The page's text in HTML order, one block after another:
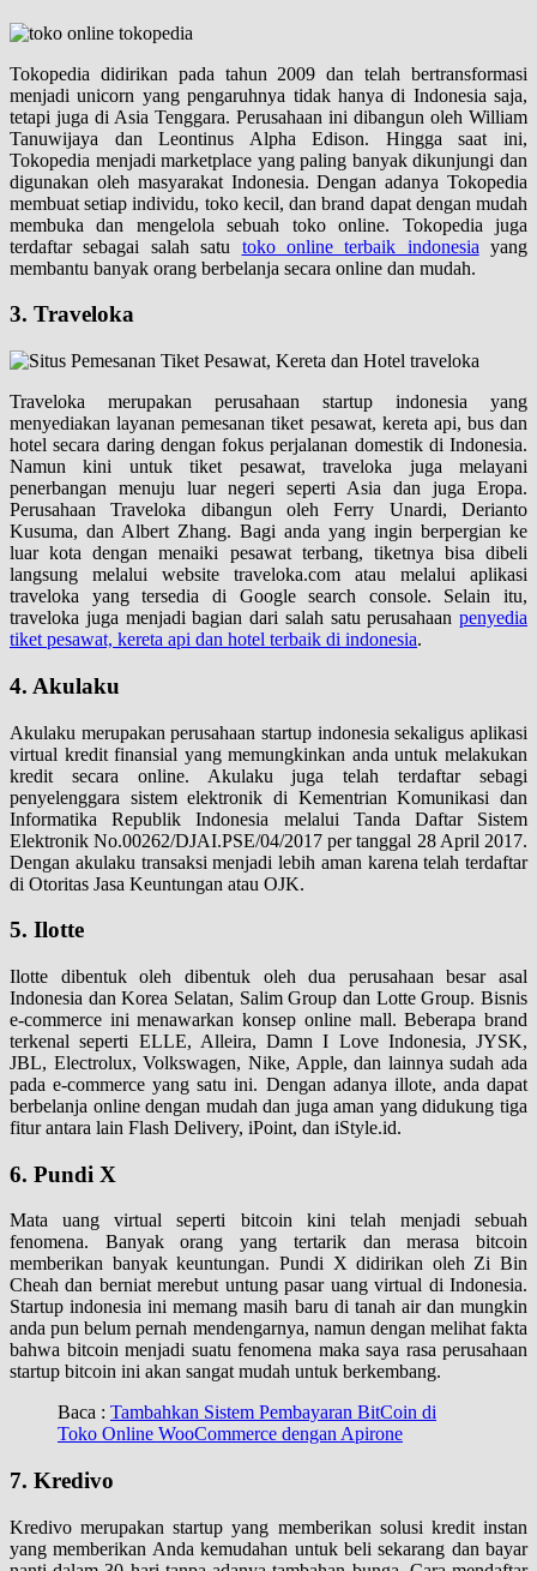
Tokopedia didirikan pada tahun 2009 dan telah bertransformasi
menjadi unicorn yang pengaruhnya tidak hanya di Indonesia saja,
tetapi juga di Asia Tenggara. Perusahaan ini dibangun oleh William
Tanuwijaya dan Leontinus Alpha Edison. Hingga saat ini,
Tokopedia menjadi marketplace yang paling banyak dikunjungi dan
digunakan oleh masyarakat Indonesia. Dengan adanya Tokopedia
membuat setiap individu, toko kecil, dan brand dapat dengan mudah
membuka dan mengelola sebuah toko online. Tokopedia juga
terdaftar sebagai salah satu toko online terbaik indonesia yang
membantu banyak orang berbelanja secara online dan mudah.
3. Traveloka
Traveloka merupakan perusahaan startup indonesia yang
menyediakan layanan pemesanan tiket pesawat, kereta api, bus dan
hotel secara daring dengan fokus perjalanan domestik di Indonesia.
Namun kini untuk tiket pesawat, traveloka juga melayani
penerbangan menuju luar negeri seperti Asia dan juga Eropa.
Perusahaan Traveloka dibangun oleh Ferry Unardi, Derianto
Kusuma, dan Albert Zhang. Bagi anda yang ingin berpergian ke
luar kota dengan menaiki pesawat terbang, tiketnya bisa dibeli
langsung melalui website traveloka.com atau melalui aplikasi
traveloka yang tersedia di Google search console. Selain itu,
traveloka juga menjadi bagian dari salah satu perusahaan penyedia
tiket pesawat, kereta api dan hotel terbaik di indonesia.
4. Akulaku
Akulaku merupakan perusahaan startup indonesia sekaligus aplikasi
virtual kredit finansial yang memungkinkan anda untuk melakukan
kredit secara online. Akulaku juga telah terdaftar sebagi
penyelenggara sistem elektronik di Kementrian Komunikasi dan
Informatika Republik Indonesia melalui Tanda Daftar Sistem
Elektronik No.00262/DJAI.PSE/04/2017 per tanggal 28 April 2017.
Dengan akulaku transaksi menjadi lebih aman karena telah terdaftar
di Otoritas Jasa Keuntungan atau OJK.
5. Ilotte
Ilotte dibentuk oleh dibentuk oleh dua perusahaan besar asal
Indonesia dan Korea Selatan, Salim Group dan Lotte Group. Bisnis
e-commerce ini menawarkan konsep online mall. Beberapa brand
terkenal seperti ELLE, Alleira, Damn I Love Indonesia, JYSK,
JBL, Electrolux, Volkswagen, Nike, Apple, dan lainnya sudah ada
pada e-commerce yang satu ini. Dengan adanya illote, anda dapat
berbelanja online dengan mudah dan juga aman yang didukung tiga
fitur antara lain Flash Delivery, iPoint, dan iStyle.id.
6. Pundi X
Mata uang virtual seperti bitcoin kini telah menjadi sebuah
fenomena. Banyak orang yang tertarik dan merasa bitcoin
memberikan banyak keuntungan. Pundi X didirikan oleh Zi Bin
Cheah dan berniat merebut untung pasar uang virtual di Indonesia.
Startup indonesia ini memang masih baru di tanah air dan mungkin
anda pun belum pernah mendengarnya, namun dengan melihat fakta
bahwa bitcoin menjadi suatu fenomena maka saya rasa perusahaan
startup bitcoin ini akan sangat mudah untuk berkembang.
Baca : Tambahkan Sistem Pembayaran BitCoin di
Toko Online WooCommerce dengan Apirone
7. Kredivo
Kredivo merupakan startup yang memberikan solusi kredit instan
yang memberikan Anda kemudahan untuk beli sekarang dan bayar